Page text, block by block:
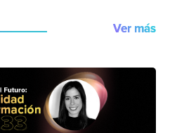
Ver más